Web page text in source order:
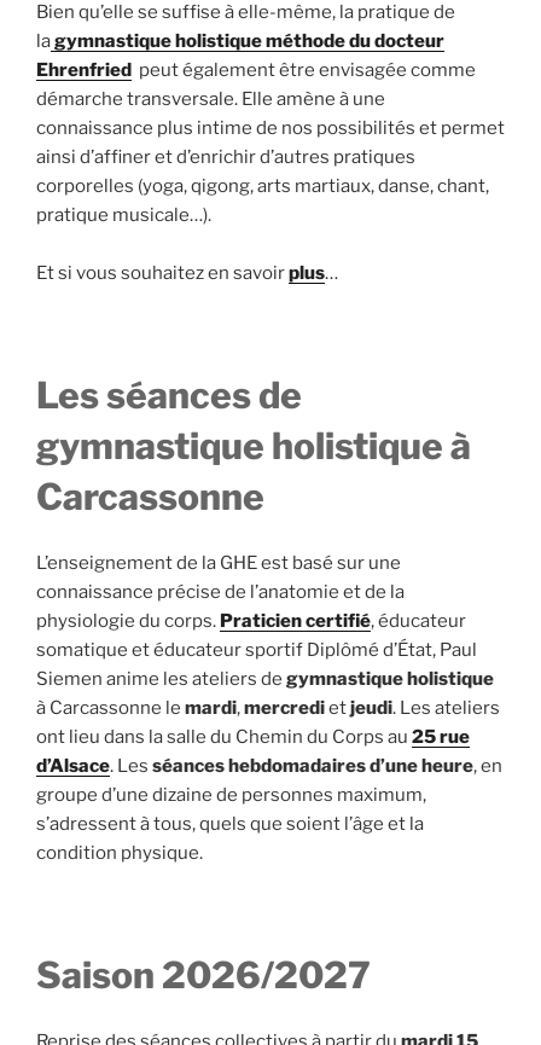
Bien qu’elle se suffise à elle-même, la pratique de
lagymnastique holistique méthode du docteur
Ehrenfried peut également être envisagée comme
démarche transversale. Elle amène à une
connaissance plus intime de nos possibilités et permet
ainsi d’affiner et d’enrichir d’autres pratiques
corporelles (yoga, qigong, arts martiaux, danse, chant,
pratique musicale…).
Et si vous souhaitez en savoirplus…
Les séances de
gymnastique holistique à
Carcassonne
L’enseignement de la GHE est basé sur une
connaissance précise de l’anatomie et de la
physiologie du corps. Praticien certifié, éducateur
somatique et éducateur sportif Diplômé d’État, Paul
Siemen anime les ateliers de gymnastique holistique
à Carcassonne le mardi,mercredietjeudi. Les ateliers
ont lieu dans la salle du Chemin du Corps au 25 rue
d’Alsace. Les séances hebdomadaires d’une heure, en
groupe d’une dizaine de personnes maximum,
s’adressent à tous, quels que soient l’âge et la
condition physique.
Saison 2026/2027